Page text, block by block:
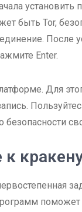
установить
быть Tor,
После
Enter.
Для
безопасности
к